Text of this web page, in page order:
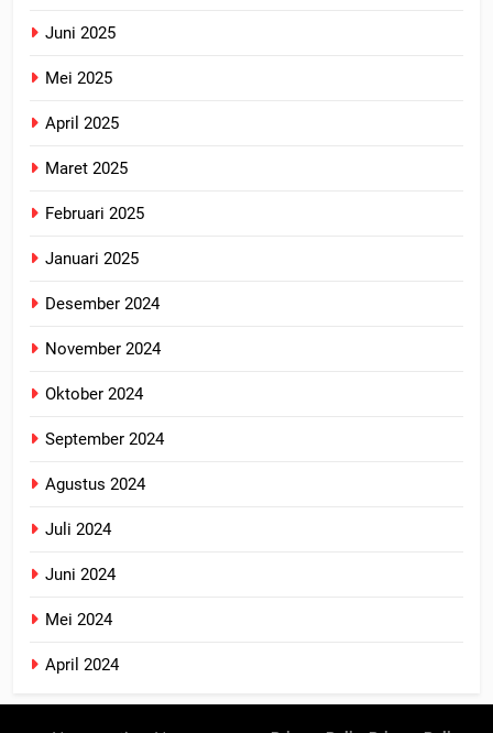
Juni 2025
Mei 2025
April 2025
Maret 2025
Februari 2025
Januari 2025
Desember 2024
November 2024
Oktober 2024
September 2024
Agustus 2024
Juli 2024
Juni 2024
Mei 2024
April 2024